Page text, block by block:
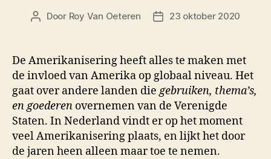
Berichtauteur
Door Roy Van Oeteren Berichtdatum
23 oktober 2020
De Amerikanisering heeft alles te maken met
de invloed van Amerika op globaal niveau. Het
gaat over andere landen die gebruiken, thema’s,
en goederen overnemen van de Verenigde
Staten. In Nederland vindt er op het moment
veel Amerikanisering plaats, en lijkt het door
de jaren heen alleen maar toe te nemen.